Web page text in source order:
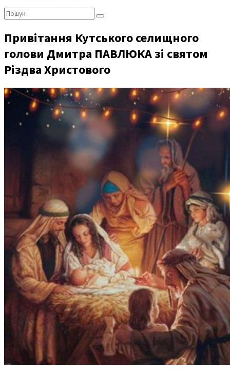
Пошук:
Привітання Кутського селищного
голови Дмитра ПАВЛЮКА зі святом
Різдва Христового